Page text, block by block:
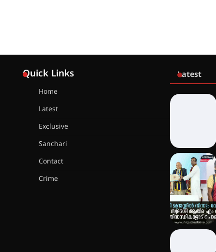
Quick Links
Home
Latest
Exclusive
Sanchari
Contact
Crime
Latest